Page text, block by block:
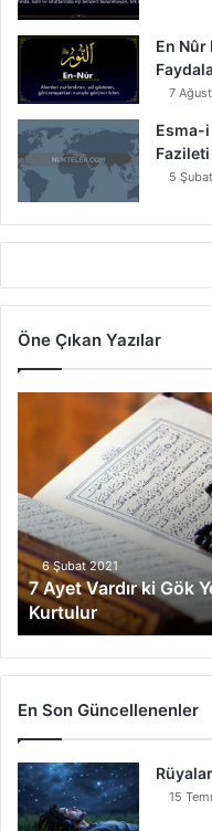
En Nûr
7
Esma-
Fazileti
5
Öne Çıkan Yazılar
t
V
a
r
d
r
k
i
G
Y
e
r
6 Şubat 2021
7 Ayet Vardır ki Gök
Kurtulur
En Son Güncellenenler
15